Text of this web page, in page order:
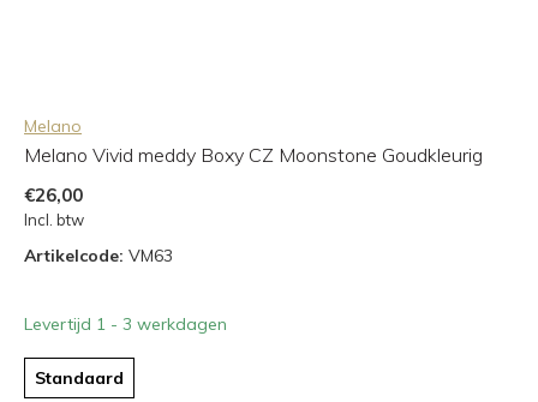
Melano
Melano Vivid meddy Boxy CZ Moonstone Goudkleurig
€26,00
Incl. btw
Artikelcode: VM63
Levertijd 1 - 3 werkdagen
Standaard